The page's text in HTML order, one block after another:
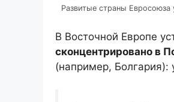
Развитые страны
В Восточной Европе
сконцентрировано в
(например, Болгария):